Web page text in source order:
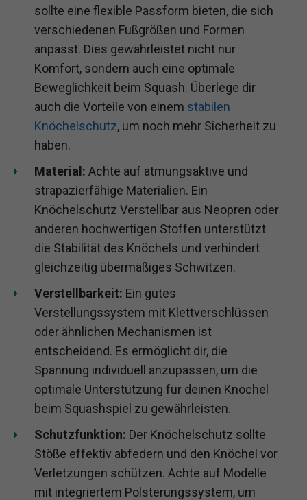
sollte eine flexible Passform bieten, die sich
verschiedenen Fußgrößen und Formen
anpasst. Dies gewährleistet nicht nur
Komfort, sondern auch eine optimale
Beweglichkeit beim Squash. Überlege dir
auch die Vorteile von einem stabilen
Knöchelschutz, um noch mehr Sicherheit zu
haben.
Material: Achte auf atmungsaktive und
strapazierfähige Materialien. Ein
Knöchelschutz Verstellbar aus Neopren oder
anderen hochwertigen Stoffen unterstützt
die Stabilität des Knöchels und verhindert
gleichzeitig übermäßiges Schwitzen.
Verstellbarkeit: Ein gutes
Verstellungssystem mit Klettverschlüssen
oder ähnlichen Mechanismen ist
entscheidend. Es ermöglicht dir, die
Spannung individuell anzupassen, um die
optimale Unterstützung für deinen Knöchel
beim Squashspiel zu gewährleisten.
Schutzfunktion: Der Knöchelschutz sollte
Stöße effektiv abfedern und den Knöchel vor
Verletzungen schützen. Achte auf Modelle
mit integriertem Polsterungssystem, um